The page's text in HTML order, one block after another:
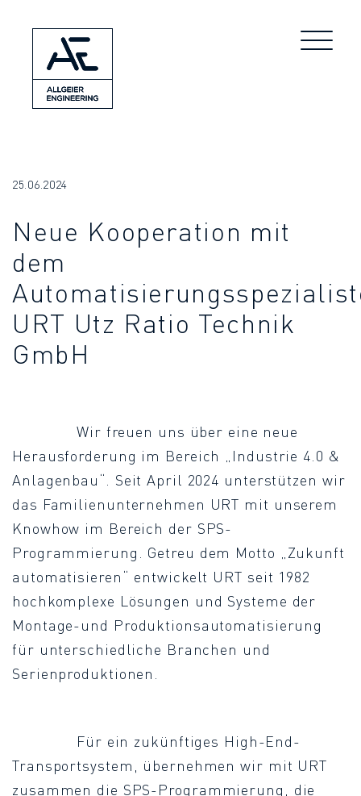
25.06.2024
Neue Kooperation mit
dem
URT Utz Ratio Technik
GmbH
Wir freuen uns über eine neue
Herausforderung im Bereich „Industrie 4.0 &
Anlagenbau“. Seit April 2024 unterstützen wir
das Familienunternehmen URT mit unserem
Knowhow im Bereich der SPS-
Programmierung. Getreu dem Motto „Zukunft
automatisieren“ entwickelt URT seit 1982
hochkomplexe Lösungen und Systeme der
Montage-und Produktionsautomatisierung
für unterschiedliche Branchen und
Serienproduktionen.
Für ein zukünftiges High-End-
Transportsystem, übernehmen wir mit URT
zusammen die SPS-Programmierung, die